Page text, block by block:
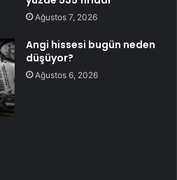
Ağustos 7, 2026
Angi hissesi bugün neden
düşüyor?
Ağustos 6, 2026